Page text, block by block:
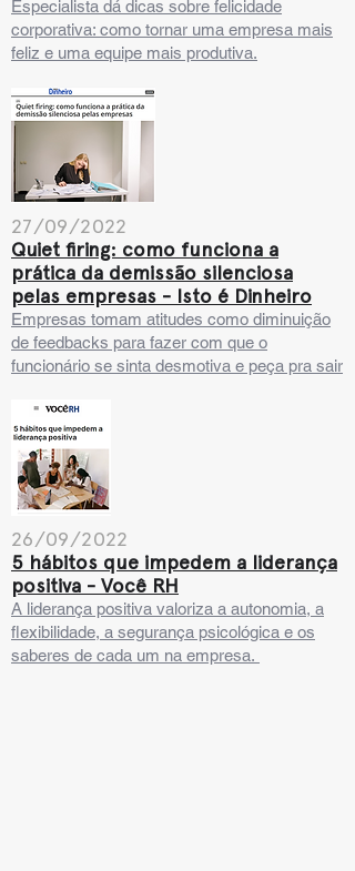
Especialista dá dicas sobre felicidade
corporativa: como tornar uma empresa mais
feliz e uma equipe mais produtiva.
27/09/2022
Quiet firing: como funciona a
prática da demissão silenciosa
pelas empresas - Isto é Dinheiro
Empresas tomam atitudes como diminuição
de feedbacks para fazer com que o
funcionário se sinta desmotiva e peça pra sair
26/09/2022
5 hábitos que impedem a liderança
positiva - Você RH
A liderança positiva valoriza a autonomia, a
flexibilidade, a segurança psicológica e os
saberes de cada um na empresa.